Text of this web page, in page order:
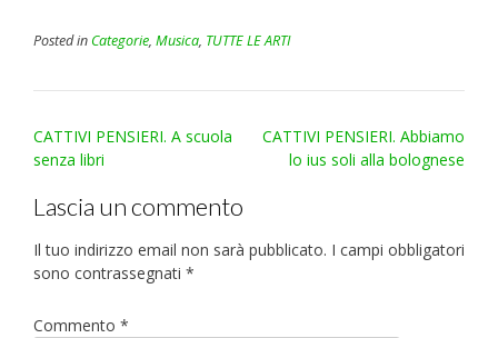
Posted in Categorie, Musica, TUTTE LE ARTI
Post
navigation
CATTIVI PENSIERI. A scuola
senza libri
CATTIVI PENSIERI. Abbiamo
lo ius soli alla bolognese
Lascia un commento
Il tuo indirizzo email non sarà pubblicato. I campi obbligatori
sono contrassegnati *
Commento *